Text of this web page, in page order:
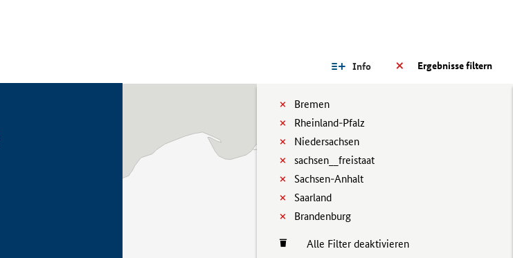
Ergebnisse filtern
Info
Bremen
Rheinland-Pfalz
Niedersachsen
sachsen__freistaat
Sachsen-Anhalt
Saarland
Brandenburg
Alle Filter deaktivieren